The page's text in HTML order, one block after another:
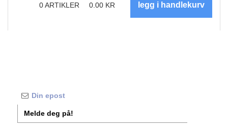
0ARTIKLER 0.00 KR
Melde deg på!